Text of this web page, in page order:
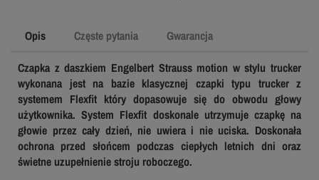
Opis Częste pytania Gwarancja
Czapka z daszkiem Engelbert Strauss motion w stylu trucker
wykonana jest na bazie klasycznej czapki typu trucker z
systemem Flexfit który dopasowuje się do obwodu głowy
użytkownika. System Flexfit doskonale utrzymuje czapkę na
głowie przez cały dzień, nie uwiera i nie uciska. Doskonała
ochrona przed słońcem podczas ciepłych letnich dni oraz
świetne uzupełnienie stroju roboczego.